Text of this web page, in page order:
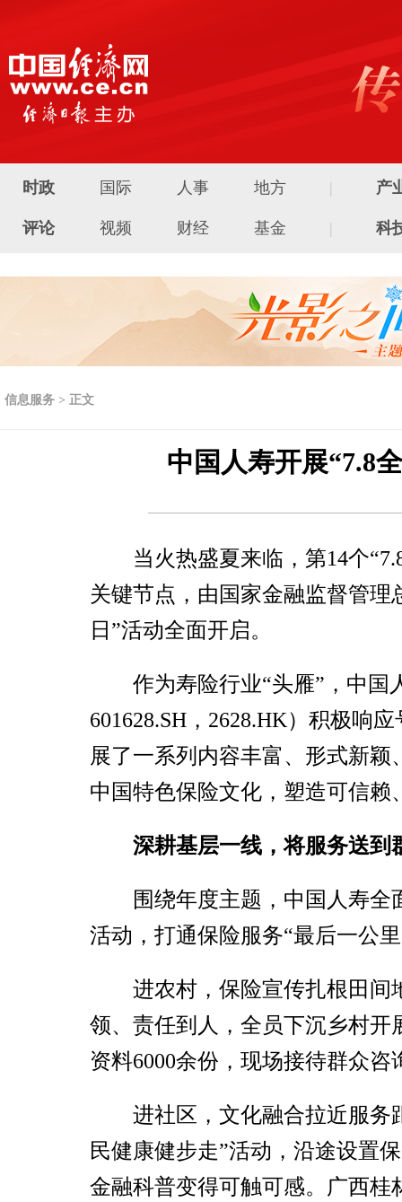
时政 国际 人事 地方 | 产
评论 视频 财经 基金 | 科
信息服务 > 正文
中国人寿开展“7.8
当火热盛夏来临，第14个
关键节点，由国家金融监督管理
日”活动全面开启。
作为寿险行业“头雁”，中国
601628.SH，2628.HK）积极响
展了一系列内容丰富、形式新
中国特色保险文化，塑造可信
深耕基层一线，将服务送到
围绕年度主题，中国人寿
活动，打通保险服务“最后一公
进农村，保险宣传扎根田间
领、责任到人，全员下沉乡村开
资料6000余份，现场接待群众
进社区，文化融合拉近服务
民健康健步走”活动，沿途设置
金融科普变得可触可感。广西